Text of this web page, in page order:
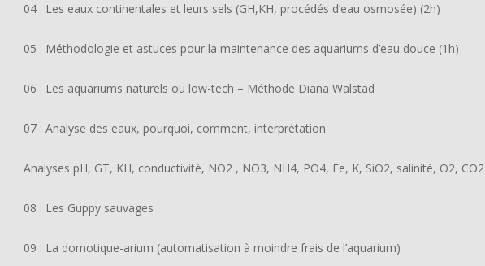
04 : Les eaux continentales et leurs sels (GH,KH, procédés d’eau osmosée) (2h)
05 : Méthodologie et astuces pour la maintenance des aquariums d’eau douce (1h)
06 : Les aquariums naturels ou low-tech – Méthode Diana Walstad
07 : Analyse des eaux, pourquoi, comment, interprétation
Analyses pH, GT, KH, conductivité, NO2 , NO3, NH4, PO4, Fe, K, SiO2, salinité, O2, CO2
08 : Les Guppy sauvages
09 : La domotique-arium (automatisation à moindre frais de l’aquarium)